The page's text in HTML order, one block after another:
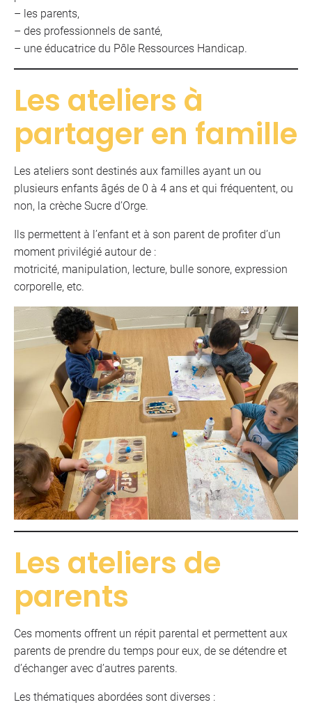
– les parents,
– des professionnels de santé,
– une éducatrice du Pôle Ressources Handicap.
Les ateliers à
partager en famille
Les ateliers sont destinés aux familles ayant un ou
plusieurs enfants âgés de 0 à 4 ans et qui fréquentent, ou
non, la crèche Sucre d’Orge.
Ils permettent à l’enfant et à son parent de profiter d’un
moment privilégié autour de :
motricité, manipulation, lecture, bulle sonore, expression
corporelle, etc.
Les ateliers de
parents
Ces moments offrent un répit parental et permettent aux
parents de prendre du temps pour eux, de se détendre et
d’échanger avec d’autres parents.
Les thématiques abordées sont diverses :